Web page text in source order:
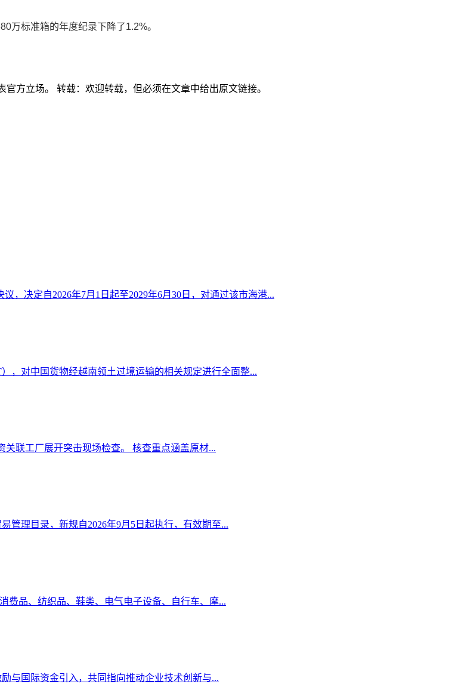
标准箱的年度纪录下降了1.2%。
方立场。 转载：欢迎转载，但必须在文章中给出原文链接。
，决定自2026年7月1日起至2029年6月30日，对通过该市海港...
，对中国货物经越南领土过境运输的相关规定进行全面整...
联工厂展开突击现场检查。 核查重点涵盖原材...
管理目录，新规自2026年9月5日起执行，有效期至...
费品、纺织品、鞋类、电气电子设备、自行车、摩...
与国际资金引入，共同指向推动企业技术创新与...